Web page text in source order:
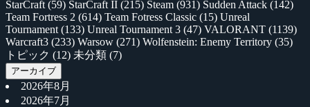
StarCraft (59) StarCraft II (215) Steam (931) Sudden Attack (142)
Team Fortress 2 (614) Team Fotress Classic (15) Unreal
Tournament (133) Unreal Tournament 3 (47) VALORANT (1139)
Warcraft3 (233) Warsow (271) Wolfenstein: Enemy Territory (35)
トピック (12) 未分類 (7)
アーカイブ
2026年8月
2026年7月